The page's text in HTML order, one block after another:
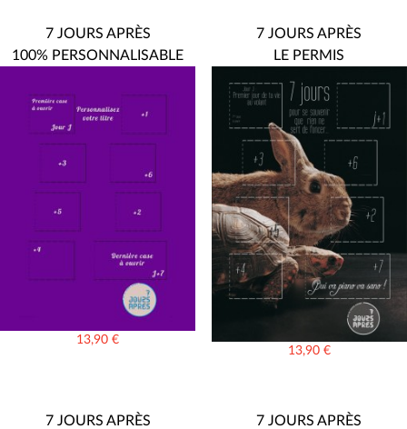
7 JOURS APRÈS
100% PERSONNALISABLE
13,90€
7 JOURS APRÈS
LE PERMIS
13,90 €
7 JOURS APRÈS
7 JOURS APRÈS